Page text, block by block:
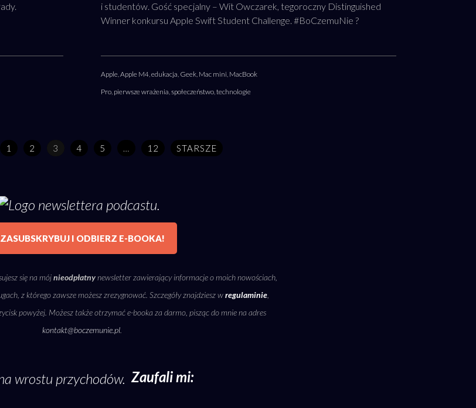
i studentów. Gość specjalny – Wit Owczarek, tegoroczny Distinguished
Winner konkursu Apple Swift Student Challenge. #BoCzemuNie ?
Apple,Apple M4,edukacja, Geek, Mac mini, MacBook
Pro, pierwsze wrażenia,społeczeństwo,technologie
1 2 3 4 5 … 12 STARSZE
ZASUBSKRYBUJ I ODBIERZ E-BOOKA!
się na mójnieodpłatnynewsletter zawierający informacje o moich nowościach,
z którego zawsze możesz zrezygnować. Szczegóły znajdziesz wregulaminie,
powyżej. Możesz także otrzymać e-booka za darmo, pisząc do mnie na adres
kontakt@boczemunie.pl
Zaufali mi: